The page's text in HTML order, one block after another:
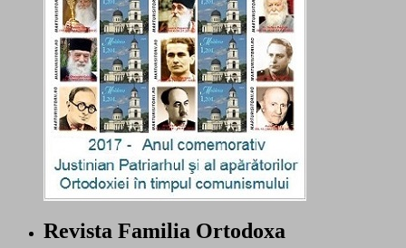
Revista Familia Ortodoxa